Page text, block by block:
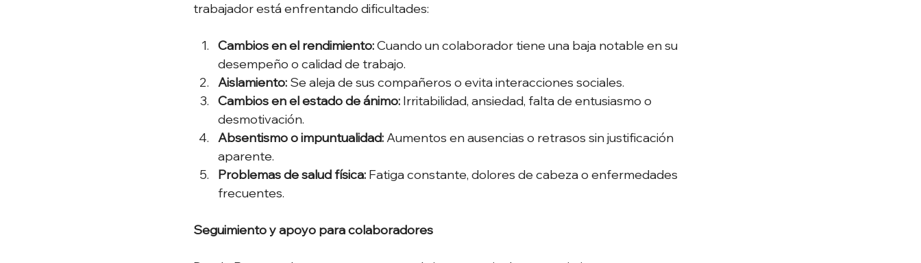
trabajador está enfrentando dificultades:
Cambios en el rendimiento: Cuando un colaborador tiene una baja notable en su
desempeño o calidad de trabajo.
Aislamiento: Se aleja de sus compañeros o evita interacciones sociales.
Cambios en el estado de ánimo: Irritabilidad, ansiedad, falta de entusiasmo o
desmotivación.
Absentismo o impuntualidad: Aumentos en ausencias o retrasos sin justificación
aparente.
Problemas de salud física: Fatiga constante, dolores de cabeza o enfermedades
frecuentes.
Seguimiento y apoyo para colaboradores